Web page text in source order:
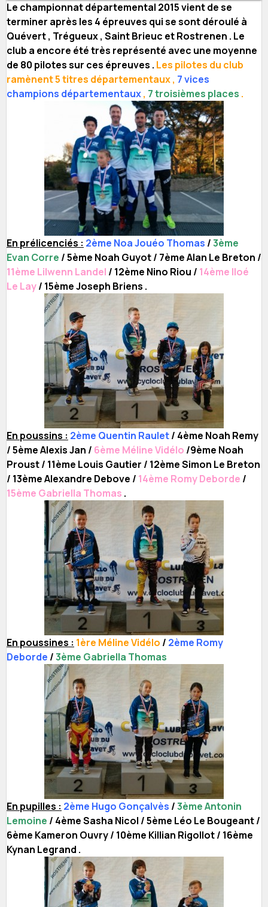
Le championnat départemental 2015 vient de se
terminer après les 4 épreuves qui se sont déroulé à
Quévert , Trégueux , Saint Brieuc et Rostrenen . Le
club a encore été très représenté avec une moyenne
de 80 pilotes sur ces épreuves . Les pilotes du club
ramènent 5 titres départementaux , 7 vices
champions départementaux, 7 troisièmes places .
En prélicenciés : 2ème Noa Jouéo Thomas /3ème
Evan Corre / 5ème Noah Guyot / 7ème Alan Le Breton /
11ème Lilwenn Landel / 12ème Nino Riou / 14ème Iloé
Le Lay/ 15ème Joseph Briens .
En poussins : 2ème Quentin Raulet/ 4ème Noah Remy
/ 5ème Alexis Jan / 6ème Méline Vidélo /9ème Noah
Proust / 11ème Louis Gautier / 12ème Simon Le Breton
/ 13ème Alexandre Debove / 14ème Romy Deborde /
15ème Gabriella Thomas .
En poussines : 1ère Méline Vidélo / 2ème Romy
Deborde /3ème Gabriella Thomas
En pupilles : 2ème Hugo Gonçalvès /3ème Antonin
Lemoine / 4ème Sasha Nicol / 5ème Léo Le Bougeant /
6ème Kameron Ouvry / 10ème Killian Rigollot / 16ème
Kynan Legrand .